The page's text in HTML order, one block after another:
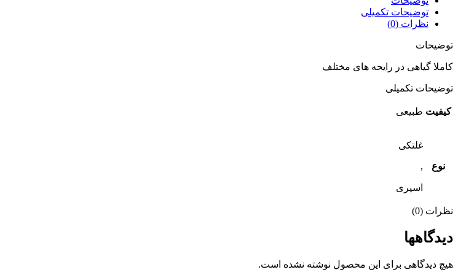
توضیحات تکمیلی
نظرات (0)
توضیحات
کاملا گیاهی در رایحه های مختلف
توضیحات تکمیلی
کیفیت طبیعی
نوع
غلتکی
,
اسپری
نظرات (0)
دیدگاهها
هیچ دیدگاهی برای این محصول نوشته نشده است.